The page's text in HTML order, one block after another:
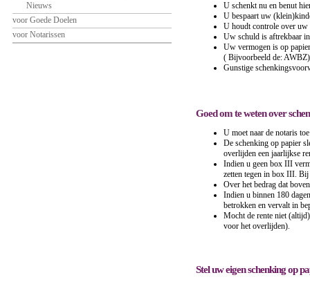
U schenkt nu en benut
U bespaart uw
U houdt controle over uw
Uw schuld is aftrekbaar
Uw vermogen is op
( Bijvoorbeeld de:
Gunstige
Goed om te weten over
U moet naar de notaris
De schenking op papier
overlijden een jaarlijkse
Indien u geen box III
zetten tegen in box III.
Over het bedrag dat
Indien u binnen 180
betrokken en vervalt in
Mocht de rente niet
voor het overlijden).
Stel uw eigen schenking op
Nieuws
voor Goede Doelen
voor Notarissen